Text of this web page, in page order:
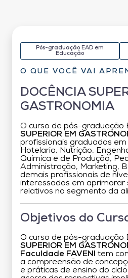
Pós-graduação EAD em
Educação
O QUE VOCÊ VAI
DOCÊNCIA
GASTRONOMIA
O curso de pós-graduação
SUPERIOR EM
profissionais graduados
Hotelaria, Nutrição,
Química e de Produção,
Administração, Marketing,
demais profissionais de
interessados em aprimorar
relativos no segmento da
Objetivos do
O curso de pós-graduação
SUPERIOR EM
Faculdade FAVENI
tem
a compreensão de
e práticas de ensino do